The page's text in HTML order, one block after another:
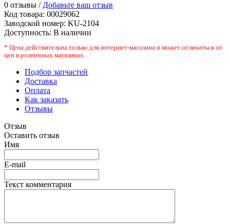
0 отзывы / Добавьте ваш отзыв
Код товара: 00029062
Заводской номер: KU-2104
Доступность: В наличии
* Цена действительна только для интернет-магазина и может отличаться от
цен в розничных магазинах
Подбор запчастей
Доставка
Оплата
Как заказать
Отзывы
Отзыв
Оставить отзыв
Имя
E-mail
Текст комментария